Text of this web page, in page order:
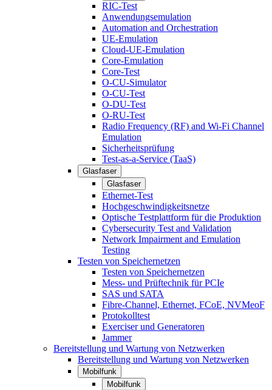
RIC-Test
Anwendungsemulation
Automation and Orchestration
UE-Emulation
Cloud-UE-Emulation
Core-Emulation
Core-Test
O-CU-Simulator
O-CU-Test
O-DU-Test
O-RU-Test
Radio Frequency (RF) and Wi-Fi Channel
Emulation
Sicherheitsprüfung
Test-as-a-Service (TaaS)
Glasfaser
Glasfaser
Ethernet-Test
Hochgeschwindigkeitsnetze
Optische Testplattform für die Produktion
Cybersecurity Test and Validation
Network Impairment and Emulation
Testing
Testen von Speichernetzen
Testen von Speichernetzen
Mess- und Prüftechnik für PCIe
SAS und SATA
Fibre-Channel, Ethernet, FCoE, NVMeoF
Protokolltest
Exerciser und Generatoren
Jammer
Bereitstellung und Wartung von Netzwerken
Bereitstellung und Wartung von Netzwerken
Mobilfunk
Mobilfunk